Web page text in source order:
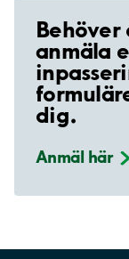
Behöver
anmäla
dig.
Anmäl här